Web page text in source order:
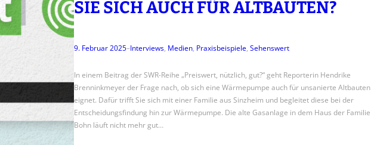
SIE SICH AUCH FÜR ALTBAUTEN?
9. Februar 2025–Interviews, Medien, Praxisbeispiele, Sehenswert
In einem Beitrag der SWR-Reihe „Preiswert, nützlich, gut?“ geht Reporterin Hendrike
Brenninkmeyer der Frage nach, ob sich eine Wärmepumpe auch für unsanierte Altbauten
eignet. Dafür trifft Sie sich mit einer Familie aus Sinzheim und begleitet diese bei der
Entscheidungsfindung hin zur Wärmepumpe. Die alte Gasanlage in dem Haus der Familie
Bohn läuft nicht mehr gut…